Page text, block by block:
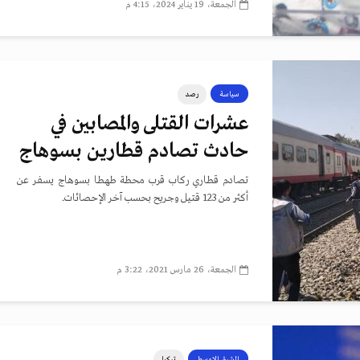
الجمعة، 19 يناير 2024، 4:15 م
سياسة رصد
عشرات القتلى والمصابين في
حادث تصادم قطارين بسوهاج
تصادم قطاري ركاب قرب محطة طهطا بسوهاج يسفر عن
أكثر من 123 قتيل وجريح بحسب آخر الإحصائات.
الجمعة، 26 مارس 2021، 3:22 م